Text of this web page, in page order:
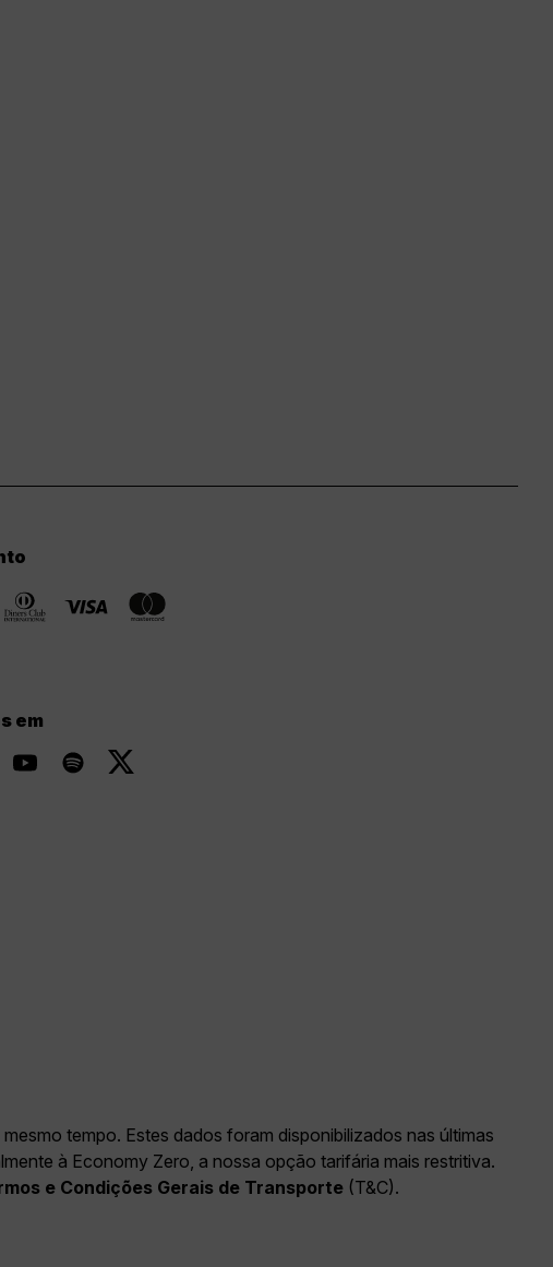
em
tempo. Estes dados foram disponibilizados nas últimas
à Economy Zero, a nossa opção tarifária mais restritiva.
e Condições Gerais de Transporte (T&C).